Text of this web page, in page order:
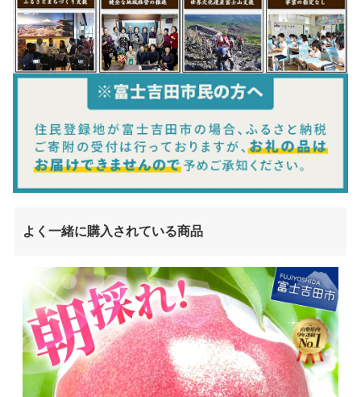
よく一緒に購入されている商品